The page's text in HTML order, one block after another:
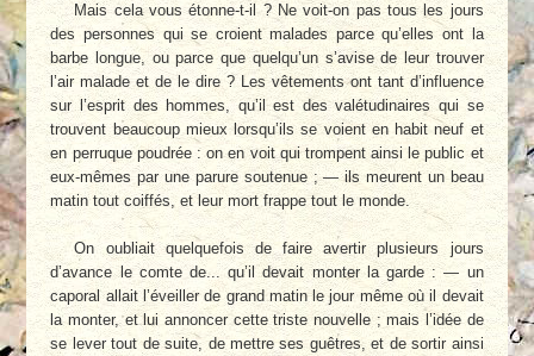
Mais cela vous étonne-t-il ? Ne voit-on pas tous les jours
des personnes qui se croient malades parce qu’elles ont la
barbe longue, ou parce que quelqu’un s’avise de leur trouver
l’air malade et de le dire ? Les vêtements ont tant d’influence
sur l’esprit des hommes, qu’il est des valétudinaires qui se
trouvent beaucoup mieux lorsqu’ils se voient en habit neuf et
en perruque poudrée : on en voit qui trompent ainsi le public et
eux-mêmes par une parure soutenue ; — ils meurent un beau
matin tout coiffés, et leur mort frappe tout le monde.
On oubliait quelquefois de faire avertir plusieurs jours
d’avance le comte de... qu’il devait monter la garde : — un
caporal allait l’éveiller de grand matin le jour même où il devait
la monter, et lui annoncer cette triste nouvelle ; mais l’idée de
se lever tout de suite, de mettre ses guêtres, et de sortir ainsi